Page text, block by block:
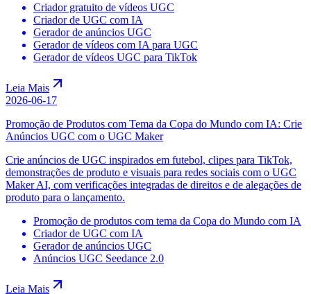
Criador gratuito de vídeos UGC
Criador de UGC com IA
Gerador de anúncios UGC
Gerador de vídeos com IA para UGC
Gerador de vídeos UGC para TikTok
Leia Mais
2026-06-17
Promoção de Produtos com Tema da Copa do Mundo com IA: Crie
Anúncios UGC com o UGC Maker
Crie anúncios de UGC inspirados em futebol, clipes para TikTok,
demonstrações de produto e visuais para redes sociais com o UGC
Maker AI, com verificações integradas de direitos e de alegações de
produto para o lançamento.
Promoção de produtos com tema da Copa do Mundo com IA
Criador de UGC com IA
Gerador de anúncios UGC
Anúncios UGC Seedance 2.0
Leia Mais